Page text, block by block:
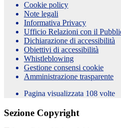
Cookie policy
Note legali
Informativa Privacy
Ufficio Relazioni con il
Dichiarazione di accessibilità
Obiettivi di accessibilità
Whistleblowing
Gestione consensi cookie
Amministrazione trasparente
Pagina visualizzata 108 volte
Sezione Copyright